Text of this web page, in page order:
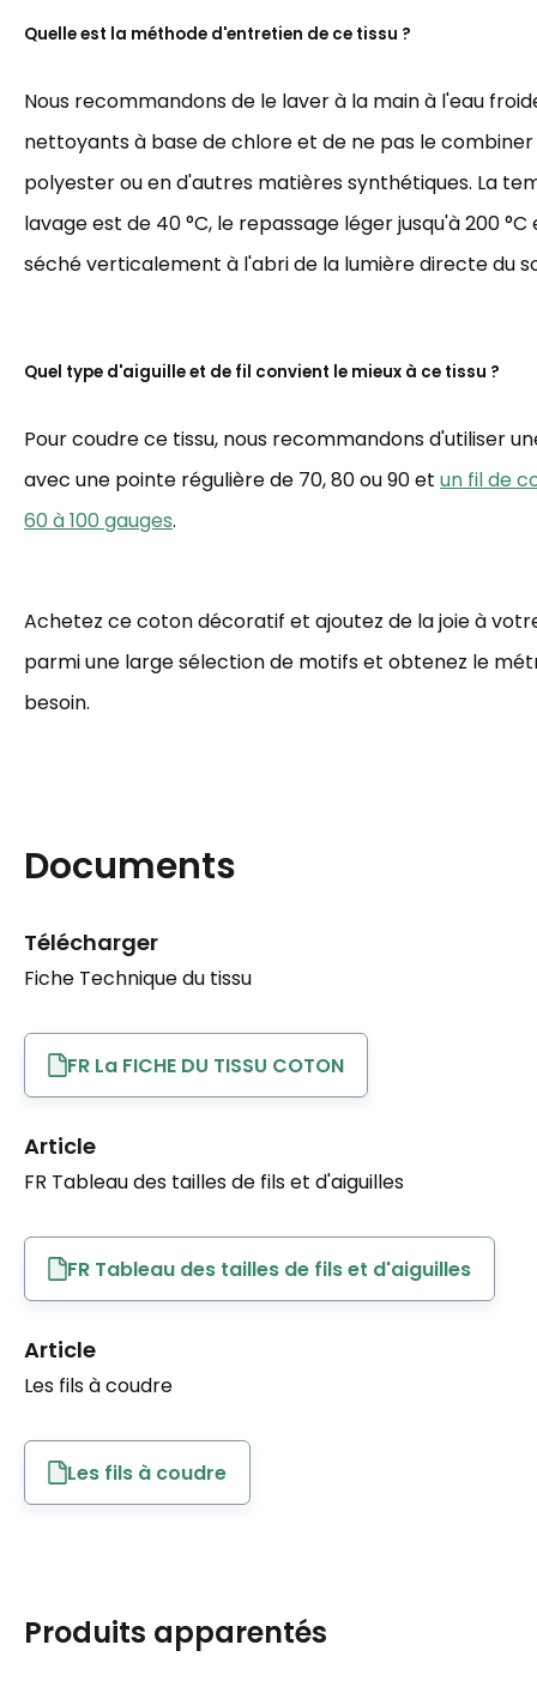
Quelle est la méthode d'entretien de ce tissu ?
Nous recommandons de le laver à la main à l'eau
nettoyants à base de chlore et de ne pas le
polyester ou en d'autres matières synthétiques. La
lavage est de 40 °C, le repassage léger jusqu'à 200
séché verticalement à l'abri de la lumière directe du
Quel type d'aiguille et de fil convient le mieux à ce tissu ?
Pour coudre ce tissu, nous recommandons d'utiliser
avec une pointe régulière de 70, 80 ou 90 et un fil de
60 à 100 gauges.
Achetez ce coton décoratif et ajoutez de la joie à
parmi une large sélection de motifs et obtenez le
besoin.
Documents
Télécharger
Fiche Technique du tissu
FR La FICHE DU TISSU COTON
Article
FR Tableau des tailles de fils et d'aiguilles
FR Tableau des tailles de fils et d'aiguilles
Article
Les fils à coudre
Les fils à coudre
Produits apparentés